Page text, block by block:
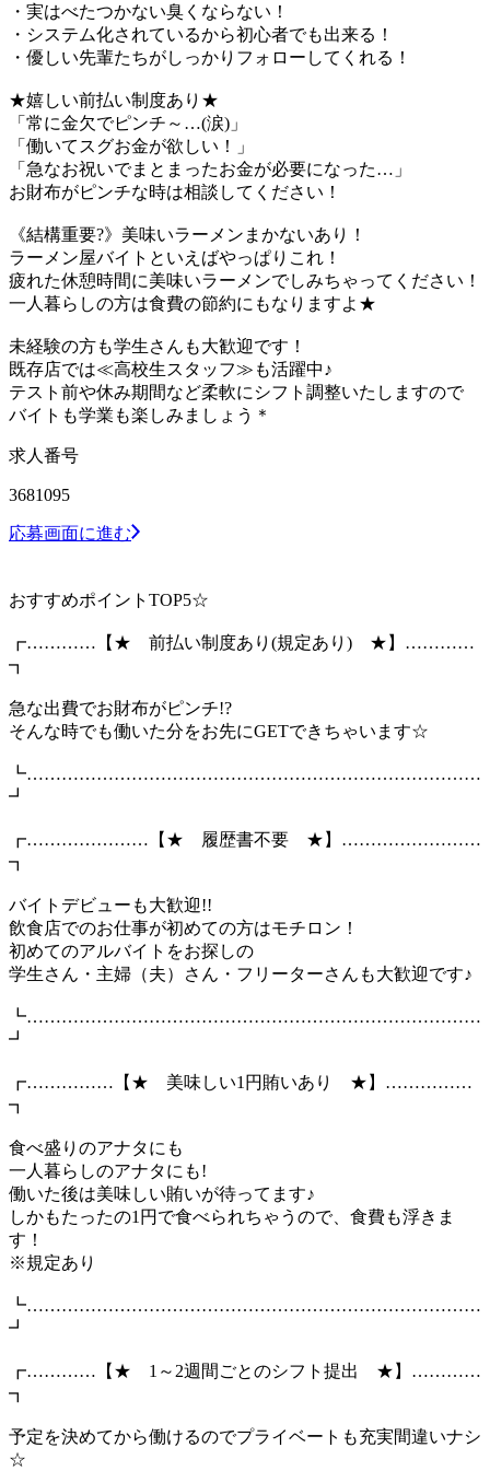
・実はべたつかない臭くならない！
・システム化されているから初心者でも出来る！
・優しい先輩たちがしっかりフォローしてくれる！
★嬉しい前払い制度あり★
「常に金欠でピンチ～…(涙)」
「働いてスグお金が欲しい！」
「急なお祝いでまとまったお金が必要になった…」
お財布がピンチな時は相談してください！
《結構重要?》美味いラーメンまかないあり！
ラーメン屋バイトといえばやっぱりこれ！
疲れた休憩時間に美味いラーメンでしみちゃってください！
一人暮らしの方は食費の節約にもなりますよ★
未経験の方も学生さんも大歓迎です！
既存店では≪高校生スタッフ≫も活躍中♪
テスト前や休み期間など柔軟にシフト調整いたしますので
バイトも学業も楽しみましょう＊
求人番号
3681095
応募画面に進む
おすすめポイントTOP5☆
┏…………【★ 前払い制度あり(規定あり) ★】…………
┓
急な出費でお財布がピンチ!?
そんな時でも働いた分をお先にGETできちゃいます☆
┗……………………………………………………………………
┛
┏…………………【★ 履歴書不要 ★】……………………
┓
バイトデビューも大歓迎!!
飲食店でのお仕事が初めての方はモチロン！
初めてのアルバイトをお探しの
学生さん・主婦（夫）さん・フリーターさんも大歓迎です♪
┗……………………………………………………………………
┛
┏……………【★ 美味しい1円賄いあり ★】……………
┓
食べ盛りのアナタにも
一人暮らしのアナタにも!
働いた後は美味しい賄いが待ってます♪
しかもたったの1円で食べられちゃうので、食費も浮きま
す！
※規定あり
┗……………………………………………………………………
┛
┏…………【★ 1～2週間ごとのシフト提出 ★】…………
┓
予定を決めてから働けるのでプライベートも充実間違いナシ
☆